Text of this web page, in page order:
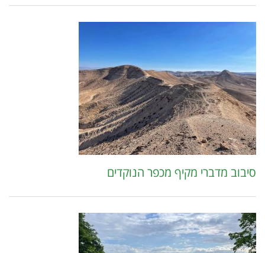
סיבוב מדברי מקיף מכפר הנוקדים